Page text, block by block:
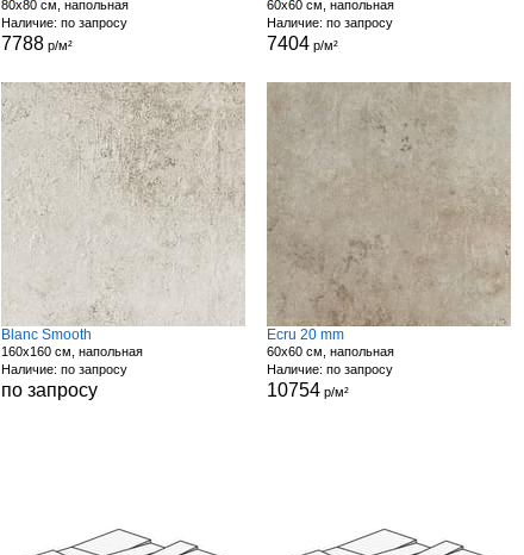
80x80 см, напольная
Наличие: по запросу
7788р/м²
60x60 см, напольная
Наличие: по запросу
7404 р/м²
Blanc Smooth
160x160 см, напольная
Наличие: по запросу
по запросу
Ecru 20 mm
60x60 см, напольная
Наличие: по запросу
10754 р/м²